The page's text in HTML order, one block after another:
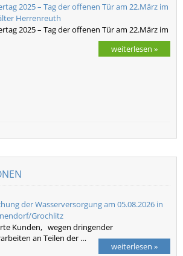
2025 – Tag der offenen Tür am 22.März im
Herrenreuth
2025 – Tag der offenen Tür am 22.März im
weiterlesen »
der Wasserversorgung am 05.08.2026 in
Grochlitz
Kunden, wegen dringender
an Teilen der …
weiterlesen »